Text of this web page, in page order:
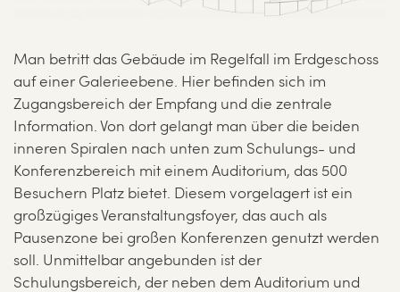
Man betritt das Gebäude im Regelfall im Erdgeschoss
auf einer Galerieebene. Hier befinden sich im
Zugangsbereich der Empfang und die zentrale
Information. Von dort gelangt man über die beiden
inneren Spiralen nach unten zum Schulungs- und
Konferenzbereich mit einem Auditorium, das 500
Besuchern Platz bietet. Diesem vorgelagert ist ein
großzügiges Veranstaltungsfoyer, das auch als
Pausenzone bei großen Konferenzen genutzt werden
soll. Unmittelbar angebunden ist der
Schulungsbereich, der neben dem Auditorium und